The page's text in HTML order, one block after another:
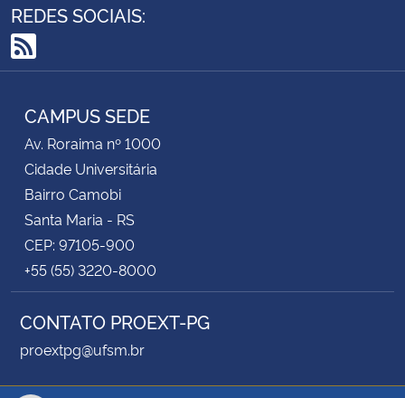
REDES SOCIAIS:
RSS
CAMPUS SEDE
Av. Roraima nº 1000
Cidade Universitária
Bairro Camobi
Santa Maria - RS
CEP: 97105-900
+55 (55) 3220-8000
CONTATO PROEXT-PG
proextpg@ufsm.br